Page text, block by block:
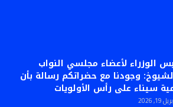
الوزراء لأعضاء مجلسي النواب
وجودنا مع حضراتكم رسالة بأن
سيناء على رأس الأولويات
19, 2026